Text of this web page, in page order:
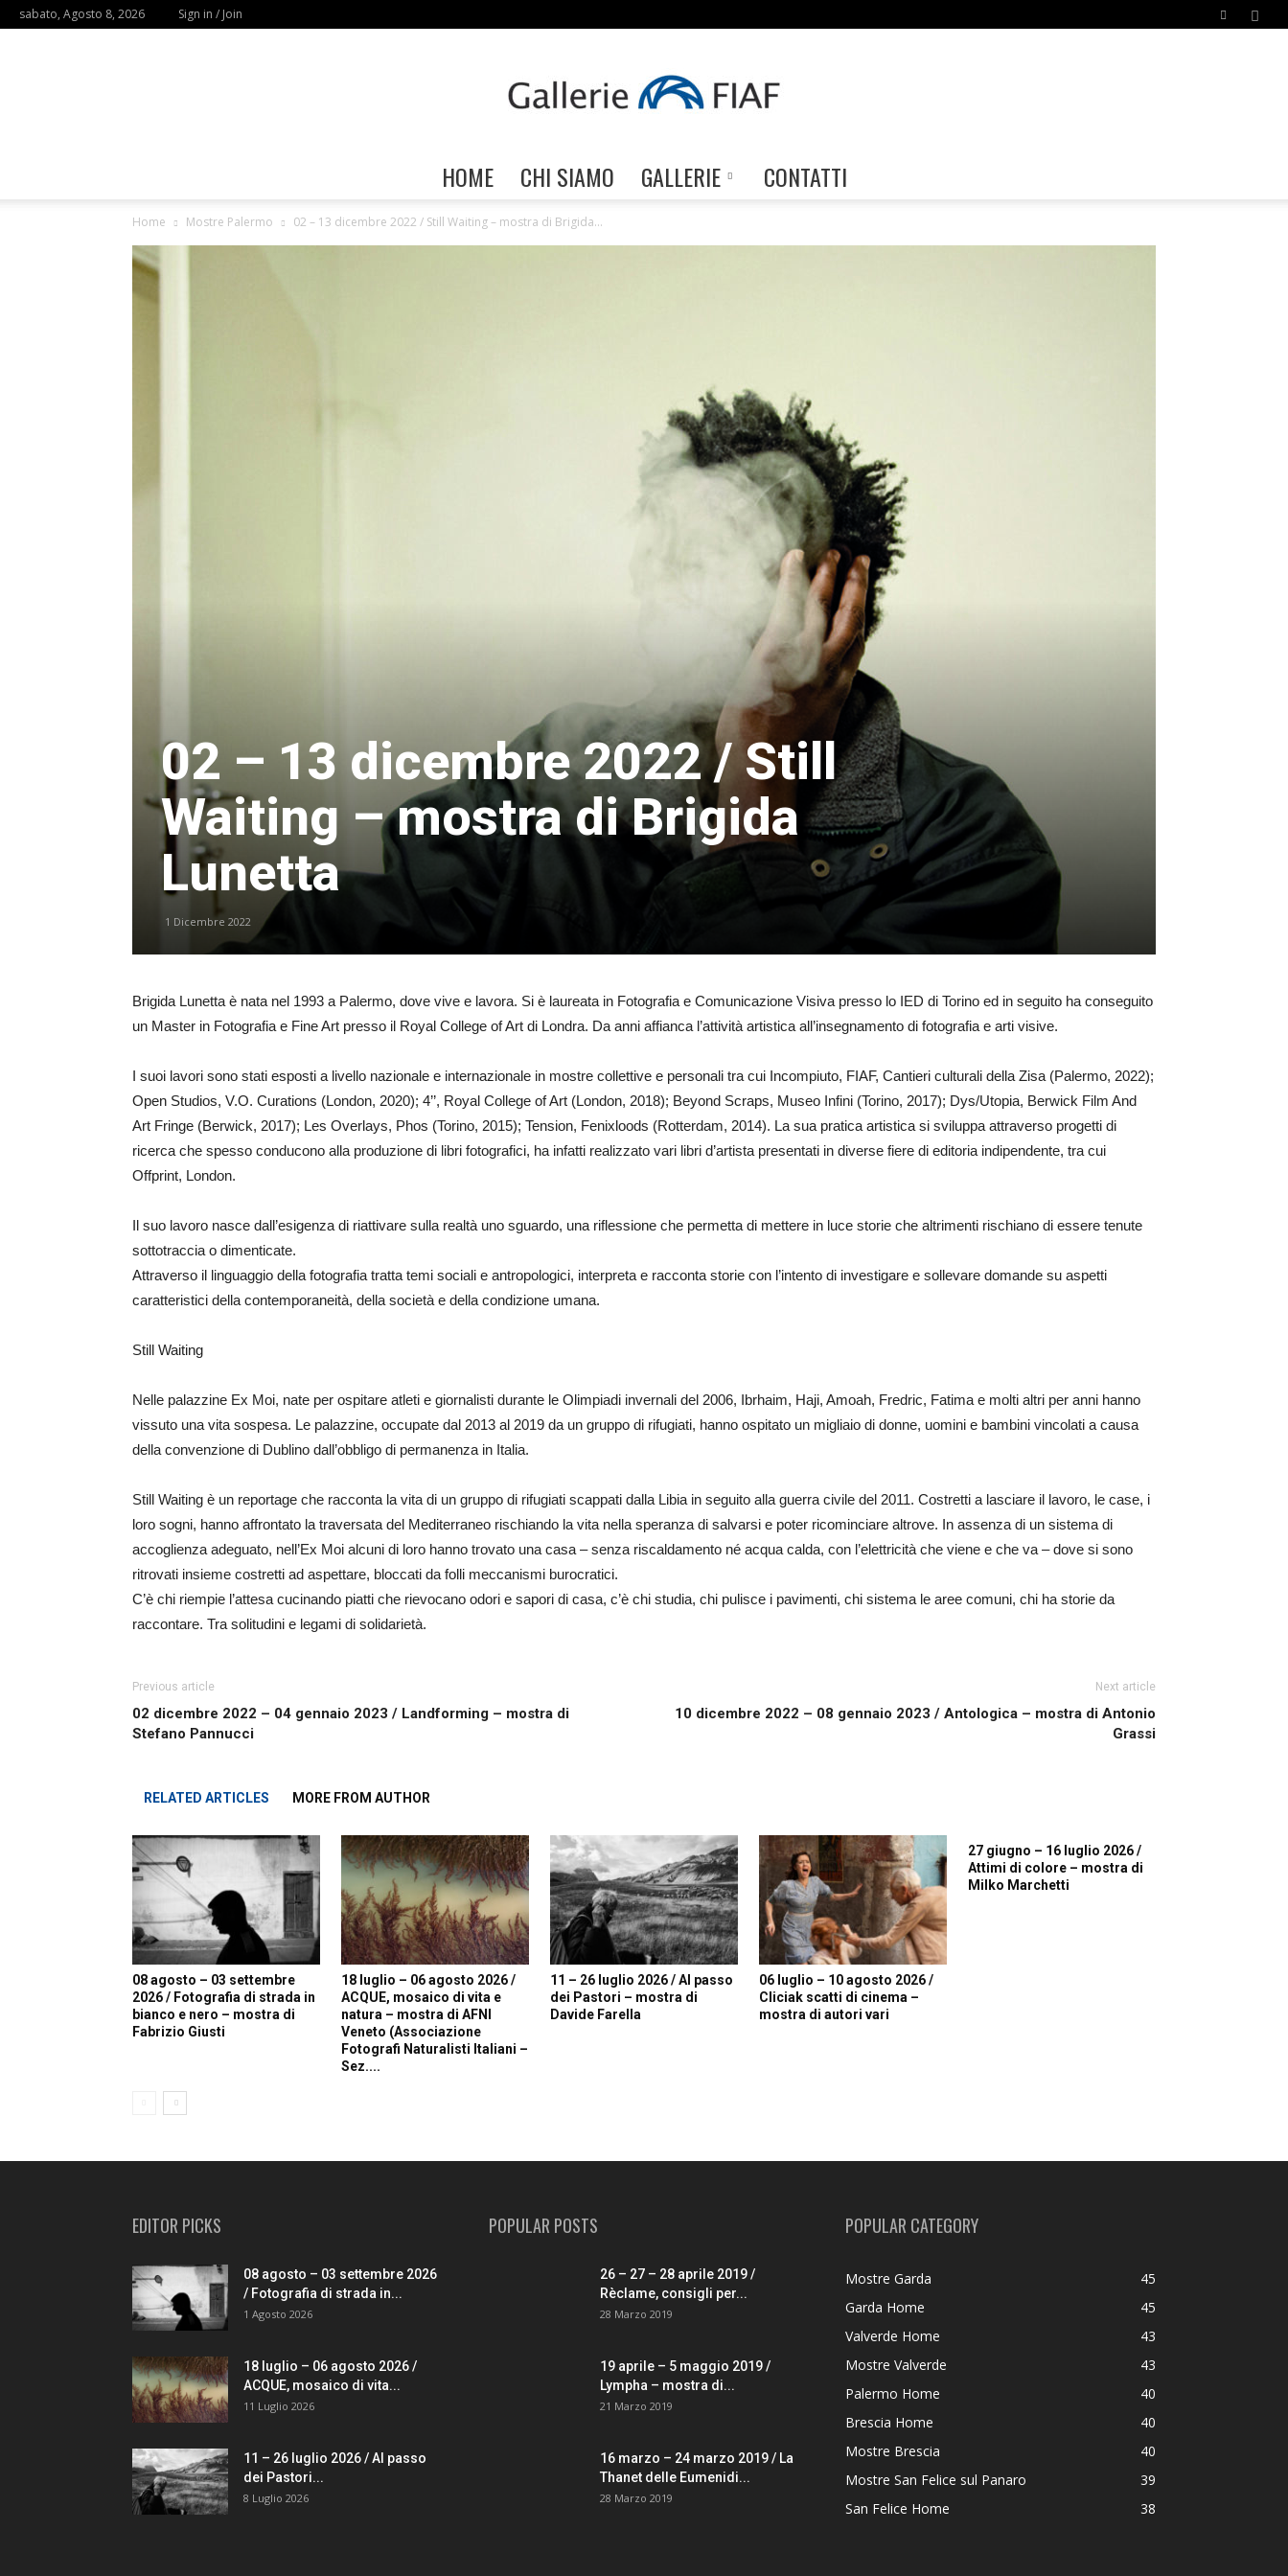
sabato, Agosto 8, 2026 Sign in / Join
Gallerie
HOME CHI SIAMO GALLERIE CONTATTI
Home Mostre Palermo 02 – 13 dicembre 2022 / Still Waiting – mostra di Brigida...
02 – 13 dicembre 2022 / Still
Waiting – mostra di Brigida
Lunetta
1 Dicembre 2022
Brigida Lunetta è nata nel 1993 a Palermo, dove vive e lavora. Si è laureata in Fotografia e Comunicazione Visiva presso lo IED di Torino ed in seguito ha conseguito
un Master in Fotografia e Fine Art presso il Royal College of Art di Londra. Da anni affianca l’attività artistica all’insegnamento di fotografia e arti visive.
I suoi lavori sono stati esposti a livello nazionale e internazionale in mostre collettive e personali tra cui Incompiuto, FIAF, Cantieri culturali della Zisa (Palermo, 2022);
Open Studios, V.O. Curations (London, 2020); 4’’, Royal College of Art (London, 2018); Beyond Scraps, Museo Infini (Torino, 2017); Dys/Utopia, Berwick Film And
Art Fringe (Berwick, 2017); Les Overlays, Phos (Torino, 2015); Tension, Fenixloods (Rotterdam, 2014). La sua pratica artistica si sviluppa attraverso progetti di
ricerca che spesso conducono alla produzione di libri fotografici, ha infatti realizzato vari libri d’artista presentati in diverse fiere di editoria indipendente, tra cui
Offprint, London.
Il suo lavoro nasce dall’esigenza di riattivare sulla realtà uno sguardo, una riflessione che permetta di mettere in luce storie che altrimenti rischiano di essere tenute
sottotraccia o dimenticate.
Attraverso il linguaggio della fotografia tratta temi sociali e antropologici, interpreta e racconta storie con l’intento di investigare e sollevare domande su aspetti
caratteristici della contemporaneità, della società e della condizione umana.
Still Waiting
Nelle palazzine Ex Moi, nate per ospitare atleti e giornalisti durante le Olimpiadi invernali del 2006, Ibrhaim, Haji, Amoah, Fredric, Fatima e molti altri per anni hanno
vissuto una vita sospesa. Le palazzine, occupate dal 2013 al 2019 da un gruppo di rifugiati, hanno ospitato un migliaio di donne, uomini e bambini vincolati a causa
della convenzione di Dublino dall’obbligo di permanenza in Italia.
Still Waiting è un reportage che racconta la vita di un gruppo di rifugiati scappati dalla Libia in seguito alla guerra civile del 2011. Costretti a lasciare il lavoro, le case, i
loro sogni, hanno affrontato la traversata del Mediterraneo rischiando la vita nella speranza di salvarsi e poter ricominciare altrove. In assenza di un sistema di
accoglienza adeguato, nell’Ex Moi alcuni di loro hanno trovato una casa – senza riscaldamento né acqua calda, con l’elettricità che viene e che va – dove si sono
ritrovati insieme costretti ad aspettare, bloccati da folli meccanismi burocratici.
C’è chi riempie l’attesa cucinando piatti che rievocano odori e sapori di casa, c’è chi studia, chi pulisce i pavimenti, chi sistema le aree comuni, chi ha storie da
raccontare. Tra solitudini e legami di solidarietà.
Previous article
02 dicembre 2022 – 04 gennaio 2023 / Landforming – mostra di
Stefano Pannucci
Next article
10 dicembre 2022 – 08 gennaio 2023 / Antologica – mostra di Antonio
Grassi
RELATED ARTICLES MORE FROM AUTHOR
08 agosto – 03 settembre
2026 / Fotografia di strada in
bianco e nero – mostra di
Fabrizio Giusti
18 luglio – 06 agosto 2026 /
ACQUE, mosaico di vita e
natura – mostra di AFNI
Veneto (Associazione
Fotografi Naturalisti Italiani –
Sez....
11 – 26 luglio 2026 / Al passo
dei Pastori – mostra di
Davide Farella
06 luglio – 10 agosto 2026 /
Cliciak scatti di cinema –
mostra di autori vari
27 giugno – 16 luglio 2026 /
Attimi di colore – mostra di
Milko Marchetti
EDITOR PICKS
08 agosto – 03 settembre 2026
/ Fotografia di strada in...
1 Agosto 2026
18 luglio – 06 agosto 2026 /
ACQUE, mosaico di vita...
11 Luglio 2026
11 – 26 luglio 2026 / Al passo
dei Pastori...
8 Luglio 2026
POPULAR POSTS
26 – 27 – 28 aprile 2019 /
Rèclame, consigli per...
28 Marzo 2019
19 aprile – 5 maggio 2019 /
Lympha – mostra di...
21 Marzo 2019
16 marzo – 24 marzo 2019 / La
Thanet delle Eumenidi...
28 Marzo 2019
POPULAR CATEGORY
Mostre Garda
45
Garda Home
45
Valverde Home
43
Mostre Valverde
43
Palermo Home
40
Brescia Home
40
Mostre Brescia
40
Mostre San Felice sul Panaro
39
San Felice Home
38